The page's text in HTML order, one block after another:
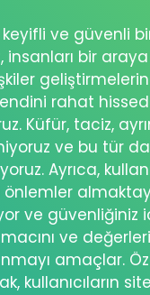
keyifli ve güvenli
insanları bir
rahat
Küfür, taciz,
ve bu tür
Ayrıca,
ve güvenliğiniz
ve
amaçlar.
kullanıcıların